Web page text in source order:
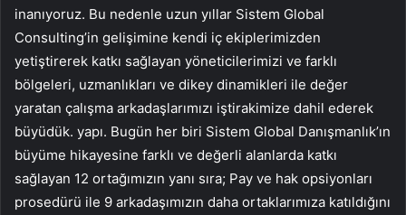
inanıyoruz. Bu nedenle uzun yıllar Sistem Global
Consulting’in gelişimine kendi iç ekiplerimizden
yetiştirerek katkı sağlayan yöneticilerimizi ve farklı
bölgeleri, uzmanlıkları ve dikey dinamikleri ile değer
yaratan çalışma arkadaşlarımızı iştirakimize dahil ederek
büyüdük. yapı. Bugün her biri Sistem Global Danışmanlık’ın
büyüme hikayesine farklı ve değerli alanlarda katkı
sağlayan 12 ortağımızın yanı sıra; Pay ve hak opsiyonları
prosedürü ile 9 arkadaşımızın daha ortaklarımıza katıldığını